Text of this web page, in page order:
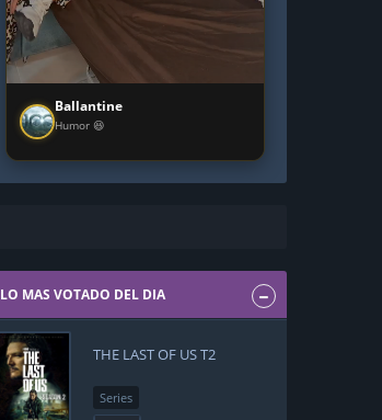
Ballantine
Humor 😆
LO MAS VOTADO DEL DIA
THE LAST OF US T2
Series